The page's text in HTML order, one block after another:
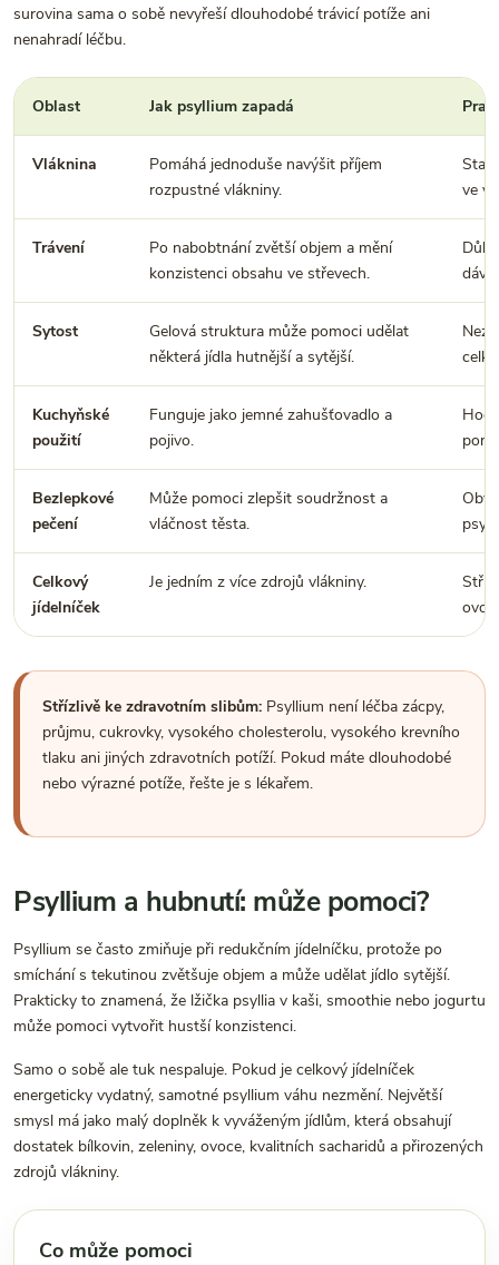
surovina sama o sobě nevyřeší dlouhodobé trávicí potíže ani
nenahradí léčbu.
Oblast Jak psyllium zapadá
Vláknina
Pomáhá jednoduše navýšit příjem
rozpustné vlákniny.
ve
Trávení
Po nabobtnání zvětší objem a mění
konzistenci obsahu ve střevech.
Sytost
Gelová struktura může pomoci udělat
některá jídla hutnější a sytější.
Kuchyňské
použití
Funguje jako jemné zahušťovadlo a
pojivo.
Bezlepkové
pečení
Může pomoci zlepšit soudržnost a
vláčnost těsta.
Celkový
jídelníček
Je jedním z více zdrojů vlákniny.
Střízlivě ke zdravotním slibům: Psyllium není léčba zácpy,
průjmu, cukrovky, vysokého cholesterolu, vysokého krevního
tlaku ani jiných zdravotních potíží. Pokud máte dlouhodobé
nebo výrazné potíže, řešte je s lékařem.
Psyllium a hubnutí: může pomoci?
Psyllium se často zmiňuje při redukčním jídelníčku, protože po
smíchání s tekutinou zvětšuje objem a může udělat jídlo sytější.
Prakticky to znamená, že lžička psyllia v kaši, smoothie nebo jogurtu
může pomoci vytvořit hustší konzistenci.
Samo o sobě ale tuk nespaluje. Pokud je celkový jídelníček
energeticky vydatný, samotné psyllium váhu nezmění. Největší
smysl má jako malý doplněk k vyváženým jídlům, která obsahují
dostatek bílkovin, zeleniny, ovoce, kvalitních sacharidů a přirozených
zdrojů vlákniny.
Co může pomoci